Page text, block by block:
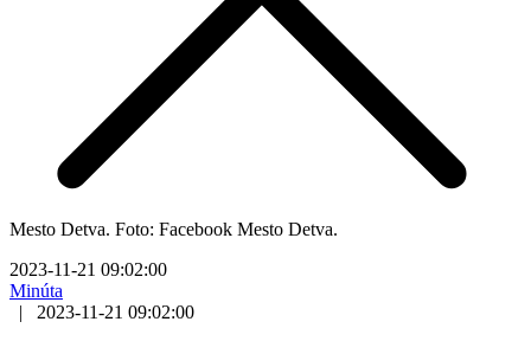
Mesto Detva. Foto: Facebook Mesto Detva.
2023-11-21 09:02:00
Minúta
|
2023-11-21 09:02:00